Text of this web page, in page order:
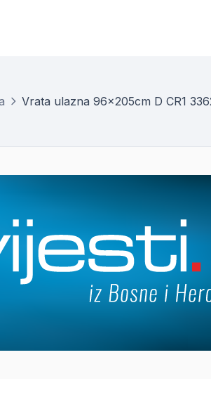
Vrata ulazna 96x205cm D CR1